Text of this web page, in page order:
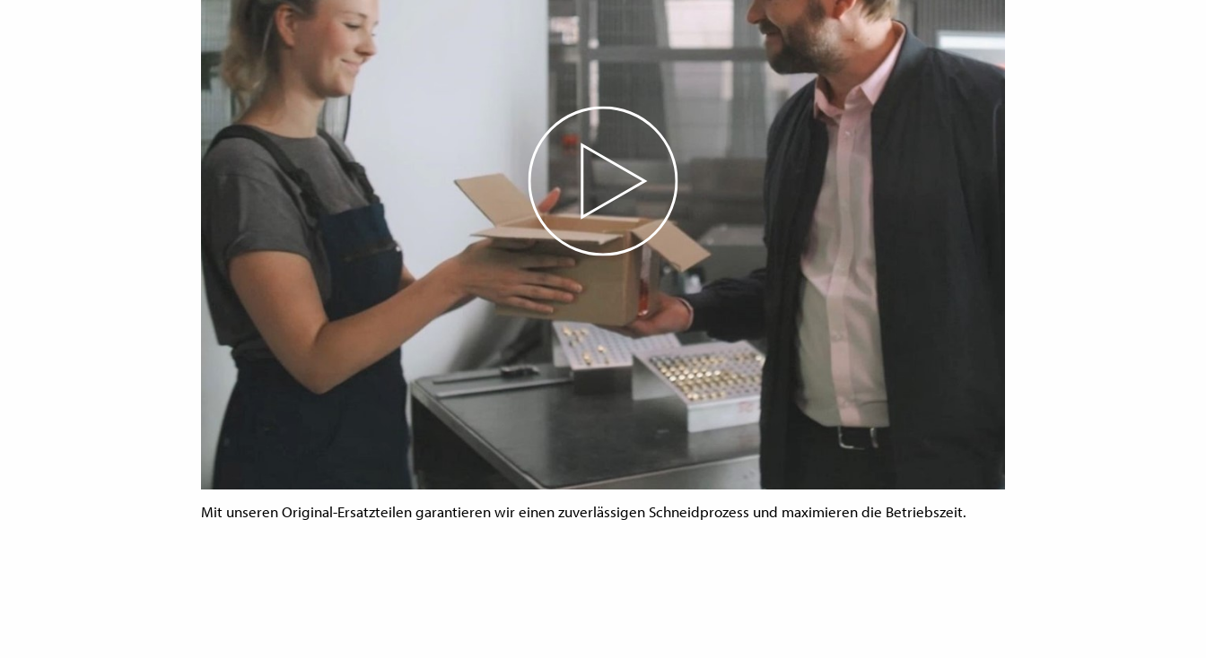
Mit unseren Original-Ersatzteilen garantieren wir einen zuverlässigen Schneidprozess und maximieren die Betriebszeit.